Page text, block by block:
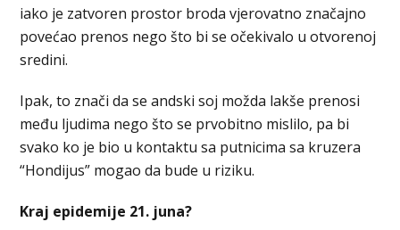
iako je zatvoren prostor broda vjerovatno značajno
povećao prenos nego što bi se očekivalo u otvorenoj
sredini.
Ipak, to znači da se andski soj možda lakše prenosi
među ljudima nego što se prvobitno mislilo, pa bi
svako ko je bio u kontaktu sa putnicima sa kruzera
“Hondijus” mogao da bude u riziku.
Kraj epidemije 21. juna?